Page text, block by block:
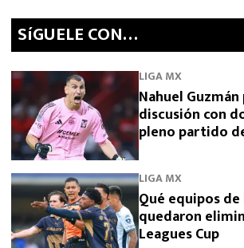
SíGUELE CON…
LIGA MX
Nahuel
discusión con
pleno partido
LIGA MX
Qué equipos
quedaron
Leagues Cup